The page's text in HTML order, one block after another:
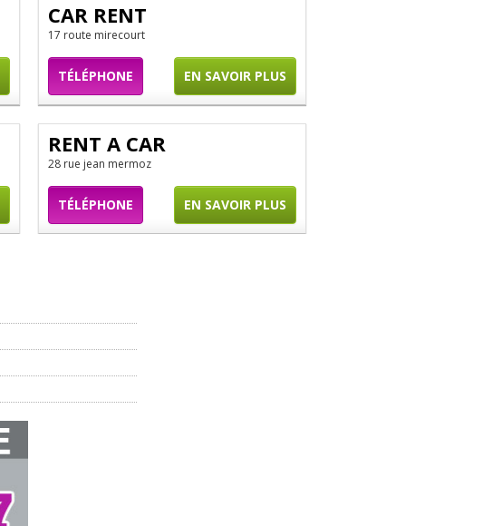
CAR RENT
17 route mirecourt
TÉLÉPHONE EN SAVOIR PLUS
RENT A CAR
28 rue jean mermoz
TÉLÉPHONE EN SAVOIR PLUS